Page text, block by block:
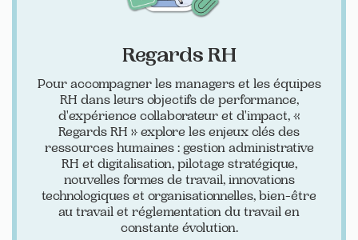
Regards RH
Pour accompagner les managers et les équipes
RH dans leurs objectifs de performance,
d'expérience collaborateur et d'impact, «
Regards RH » explore les enjeux clés des
ressources humaines : gestion administrative
RH et digitalisation, pilotage stratégique,
nouvelles formes de travail, innovations
technologiques et organisationnelles, bien-être
au travail et réglementation du travail en
constante évolution.